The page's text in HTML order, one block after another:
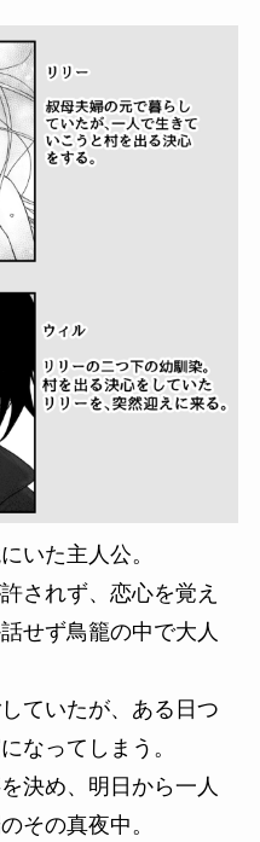
いた主人公。
されず、恋心を覚え
せず鳥籠の中で大人
ていたが、ある日つ
なってしまう。
決め、明日から一人
その真夜中。